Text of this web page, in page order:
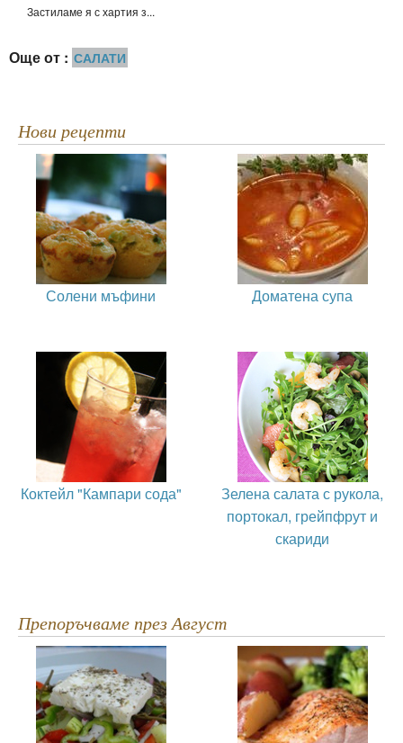
Застиламе я с хартия з...
Още от : САЛАТИ
Нови рецепти
Солени мъфини Доматена супа
Коктейл "Кампари сода"
Зелена салата с рукола,
портокал, грейпфрут и
скариди
Препоръчваме през Август